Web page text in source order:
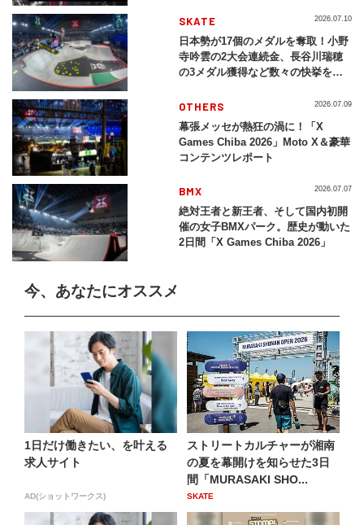
SKATE
日本勢が17個のメダルを奪取！小野
寺吟雲の2大会連続金、長谷川瑞穂
の3メダル獲得など数々の快挙をプ
2026」
2026.07.10
OTHERS
幕張メッセが熱狂の渦に！「X
Games Chiba 2026」Moto X＆豪華
コンテンツレポート
2026.07.09
BMX
絶対王者と新王者、そして国内初開
催の女子BMXパーク。歴史が動いた
2日間「X Games Chiba 2026」
2026.07.07
今、あなたにオススメ
1日だけ働きたい、を叶える
求人サイト
AD(ショットワークス)
ストリートカルチャーが湘南
の夏を幕開けを知らせた3日
間「MURASAKI SHO...
SKATE